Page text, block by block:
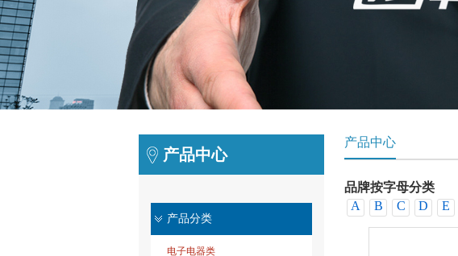
产品中心
产品分类
电子电器类
产品中心
品牌按字母分类
A
B C D E